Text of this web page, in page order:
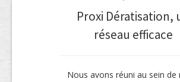
Proxi Dératisation,
réseau efficace
Nous avons réuni au sein de